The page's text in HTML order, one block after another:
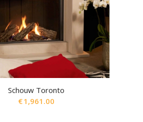
Schouw Toronto
€1,961.00